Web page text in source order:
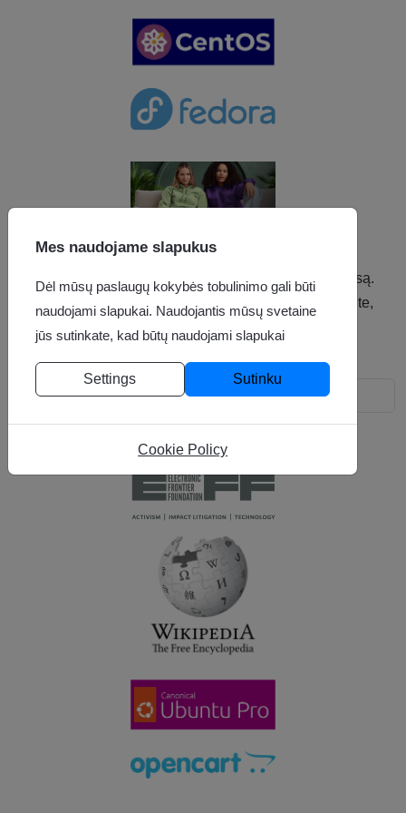
Slaptažodžio keitimas
Prašome įvesti savo sąskaitos elektroninio pašto adresą.
Jums bus išsiųstas patvirtinimo kodas. Kai Jūs jį gausite,
galėsite pasirinkti naują slaptažodį.
Elektroninio pašto adresas*
Saugos kodas*
Mes naudojame slapukus
Dėl mūsų paslaugų kokybės tobulinimo gali būti
naudojami slapukai. Naudojantis mūsų svetaine
jūs sutinkate, kad būtų naudojami slapukai
Settings Sutinku
Cookie Policy